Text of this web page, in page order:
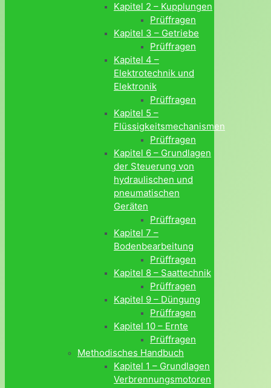
Kapitel 2 – Kupplungen
Prüffragen
Kapitel 3 – Getriebe
Prüffragen
Kapitel 4 –
Elektrotechnik und
Elektronik
Prüffragen
Kapitel 5 –
Flüssigkeitsmechanismen
Prüffragen
Kapitel 6 – Grundlagen
der Steuerung von
hydraulischen und
pneumatischen
Geräten
Prüffragen
Kapitel 7 –
Bodenbearbeitung
Prüffragen
Kapitel 8 – Saattechnik
Prüffragen
Kapitel 9 – Düngung
Prüffragen
Kapitel 10 – Ernte
Prüffragen
Methodisches Handbuch
Kapitel 1 – Grundlagen
Verbrennungsmotoren